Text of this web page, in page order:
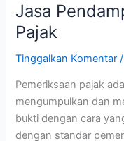
Jasa
Pajak
Tinggalkan Komentar /
Pemeriksaan pajak
mengumpulkan dan
bukti dengan cara
dengan standar